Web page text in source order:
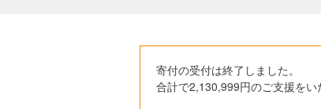
寄付の受付は終了しました。
合計で2,130,999円のご支援をい